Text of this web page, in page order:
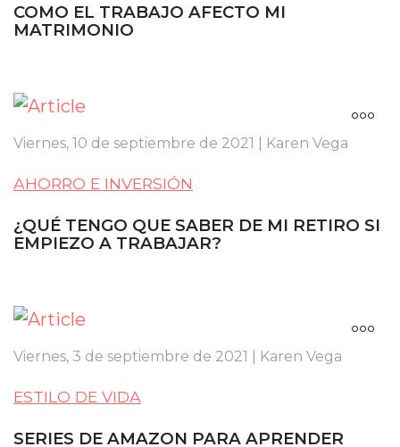
COMO EL TRABAJO AFECTO MI
MATRIMONIO
Viernes, 10 de septiembre de 2021 | Karen Vega
AHORRO E INVERSIÓN
¿QUÉ TENGO QUE SABER DE MI RETIRO SI
EMPIEZO A TRABAJAR?
Viernes, 3 de septiembre de 2021 | Karen Vega
ESTILO DE VIDA
SERIES DE AMAZON PARA APRENDER